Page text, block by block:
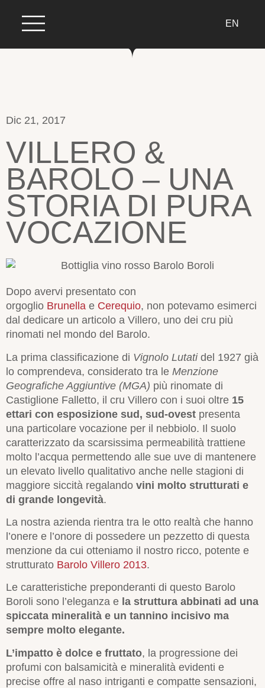
EN
Dic 21, 2017
VILLERO &
BAROLO – UNA
STORIA DI PURA
VOCAZIONE
Dopo avervi presentato con
orgoglio Brunella e Cerequio, non potevamo esimerci
dal dedicare un articolo a Villero, uno dei cru più
rinomati nel mondo del Barolo.
La prima classificazione di Vignolo Lutatidel 1927 già
lo comprendeva, considerato tra le Menzione
Geografiche Aggiuntive (MGA) più rinomate di
Castiglione Falletto, il cru Villero con i suoi oltre 15
ettari con esposizione sud, sud-ovest presenta
una particolare vocazione per il nebbiolo. Il suolo
caratterizzato da scarsissima permeabilità trattiene
molto l’acqua permettendo alle sue uve di mantenere
un elevato livello qualitativo anche nelle stagioni di
maggiore siccità regalando vini molto strutturati e
di grande longevità.
La nostra azienda rientra tra le otto realtà che hanno
l’onere e l’onore di possedere un pezzetto di questa
menzione da cui otteniamo il nostro ricco, potente e
strutturato Barolo Villero 2013.
Le caratteristiche preponderanti di questo Barolo
Boroli sono l’eleganza e la struttura abbinati ad una
spiccata mineralità e un tannino incisivo ma
sempre molto elegante.
L’impatto è dolce e fruttato, la progressione dei
profumi con balsamicità e mineralità evidenti e
precise offre al naso intriganti e compatte sensazioni,